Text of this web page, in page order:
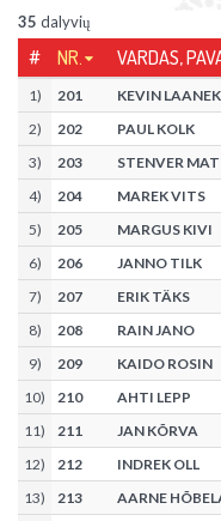
35 dalyvių
# NR. VARDAS,
1) 201
KEVIN
2) 202
PAUL KOLK
3) 203
STENVER
4) 204
MAREK VITS
5) 205
MARGUS KIVI
6) 206
JANNO TILK
7) 207
ERIK TÄKS
8) 208
RAIN JANO
9) 209
KAIDO ROSIN
10) 210
AHTI LEPP
11) 211
JAN KÕRVA
12) 212
INDREK OLL
13) 213
AARNE